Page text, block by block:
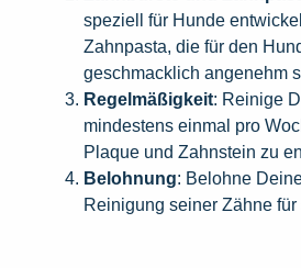
speziell für Hunde
Zahnpasta, die für den
geschmacklich angenehm
Regelmäßigkeit: Reinige
mindestens einmal pro
Plaque und Zahnstein zu
Belohnung: Belohne
Reinigung seiner Zähne